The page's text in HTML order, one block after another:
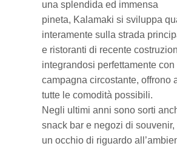
6 - Bochali
7 - Grotte blu
8 - Vita notturna
9 - Gerakas
10 - Kampi
Campeggi
Ristoranti
Divertimenti e Sport
Negozi e Prodotti tipici di
Pub e snack bar
Mappa e regole del Parco
Le tartarughe Caretta-
Le isole Strofadi
Città di Zante
Alykes e Alikanas
Argasi
Kalamaki
Keri e Limni Keri
ZANTE IN 7 GIORNI
7 Itinerari per conoscere
Navagio e costa occidentale
Golfo delle tartarughe
Grotte di Keri e
MUSEI, CHIESE E CULTURA
Cultura a Zante
La Storia di Zante
Musei
BLOG
I nostri articoli
una splendida ed immensa
pineta, Kalamaki si sviluppa
interamente sulla strada
e ristoranti di recente
integrandosi perfettamente con
campagna circostante, offrono
tutte le comodità possibili.
Negli ultimi anni sono sorti
snack bar e negozi di souvenir,
un occhio di riguardo